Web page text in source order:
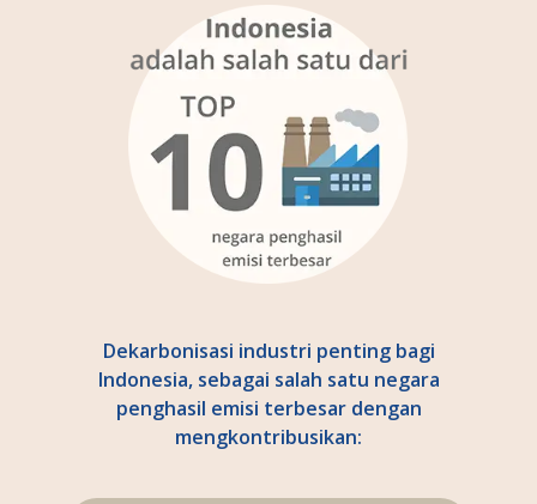
Dekarbonisasi industri penting bagi
Indonesia, sebagai salah satu negara
penghasil emisi terbesar dengan
mengkontribusikan: